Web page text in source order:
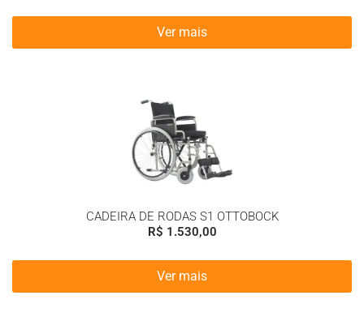
Ver mais
CADEIRA DE RODAS S1 OTTOBOCK
R$ 1.530,00
Ver mais